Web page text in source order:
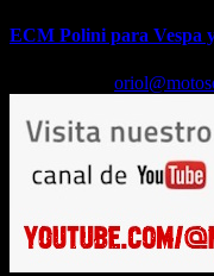
ECM Polini para Vespa